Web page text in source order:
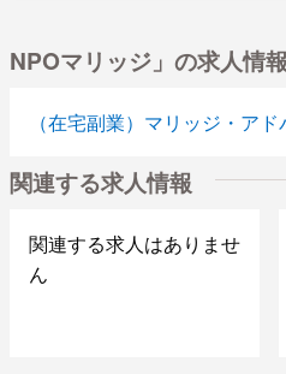
NPOマリッジ」の求人情報
（在宅副業）マリッジ・ア
関連する求人情報
関連する求人はありませ
ん